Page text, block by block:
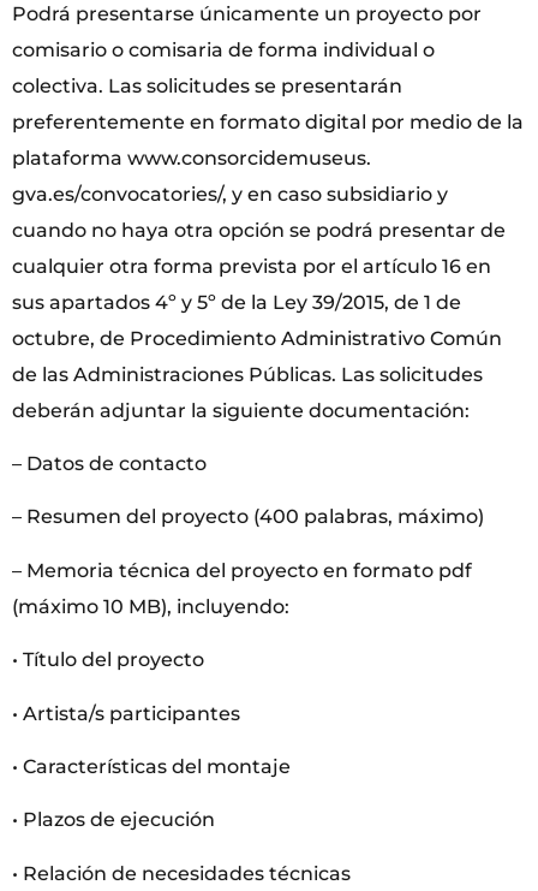
Podrá presentarse únicamente un proyecto por
comisario o comisaria de forma individual o
colectiva. Las solicitudes se presentarán
preferentemente en formato digital por medio de la
plataforma www.consorcidemuseus.
gva.es/convocatories/, y en caso subsidiario y
cuando no haya otra opción se podrá presentar de
cualquier otra forma prevista por el artículo 16 en
sus apartados 4º y 5º de la Ley 39/2015, de 1 de
octubre, de Procedimiento Administrativo Común
de las Administraciones Públicas. Las solicitudes
deberán adjuntar la siguiente documentación:
– Datos de contacto
– Resumen del proyecto (400 palabras, máximo)
– Memoria técnica del proyecto en formato pdf
(máximo 10 MB), incluyendo:
• Título del proyecto
• Artista/s participantes
• Características del montaje
• Plazos de ejecución
• Relación de necesidades técnicas